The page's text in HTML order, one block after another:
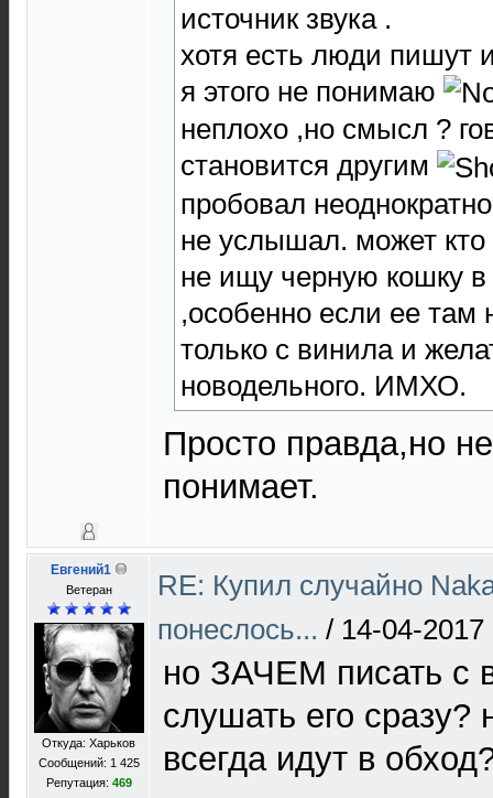
источник звука .
хотя есть люди пишут
я этого не понимаю
неплохо ,но смысл ?
становится другим
пробовал
не услышал. может
не ищу черную кошку в
,особенно если ее там
только с винила и
новодельного. ИМХО.
Просто правда,но
понимает.
Евгений1
Ветеран
Откуда: Харьков
Сообщений: 1 425
Репутация: 469
RE: Купил случайно
понеслось... / 14-04-2017
но ЗАЧЕМ писать с
слушать его сразу?
всегда идут в